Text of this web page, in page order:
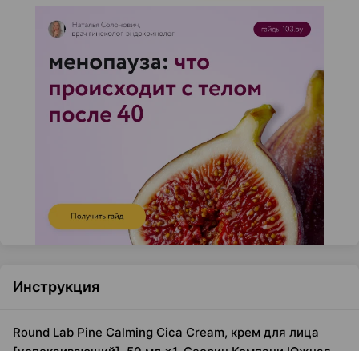
Инструкция
Round Lab Pine Calming Cica Cream, крем для лица